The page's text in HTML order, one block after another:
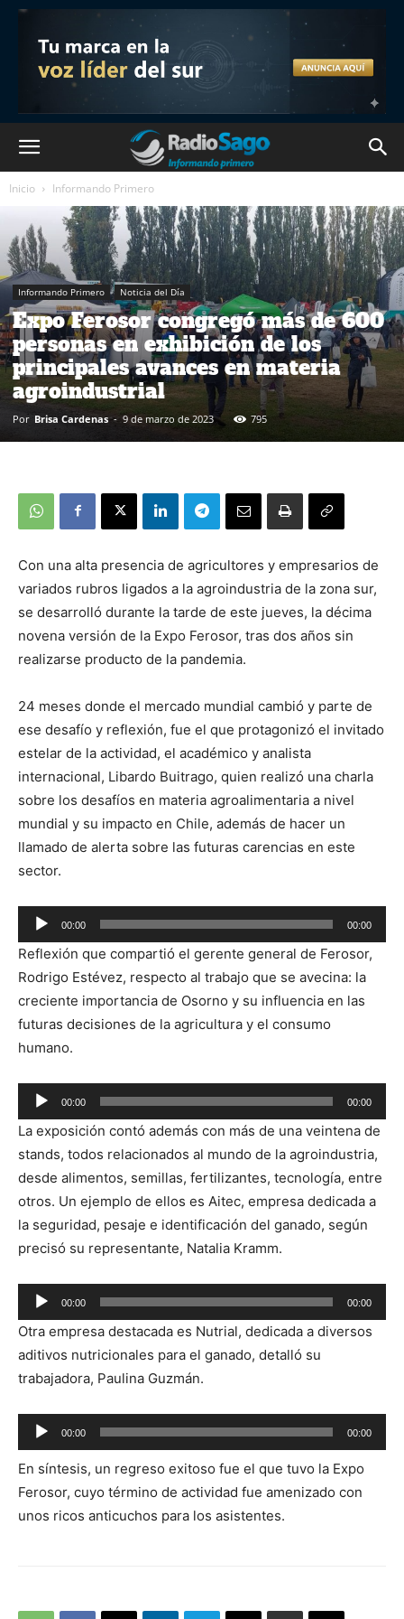
Inicio Informando Primero
Informando Primero Noticia del Día
Expo Ferosor congregó más de 600
personas en exhibición de los
principales avances en materia
agroindustrial
Por Brisa Cardenas - 9 de marzo de 2023 795
Con una alta presencia de agricultores y empresarios de
variados rubros ligados a la agroindustria de la zona sur,
se desarrolló durante la tarde de este jueves, la décima
novena versión de la Expo Ferosor, tras dos años sin
realizarse producto de la pandemia.
24 meses donde el mercado mundial cambió y parte de
ese desafío y reflexión, fue el que protagonizó el invitado
estelar de la actividad, el académico y analista
internacional, Libardo Buitrago, quien realizó una charla
sobre los desafíos en materia agroalimentaria a nivel
mundial y su impacto en Chile, además de hacer un
llamado de alerta sobre las futuras carencias en este
sector.
Reproductor
de
audio
00:00 00:00
Reflexión que compartió el gerente general de Ferosor,
Rodrigo Estévez, respecto al trabajo que se avecina: la
creciente importancia de Osorno y su influencia en las
futuras decisiones de la agricultura y el consumo
humano.
Reproductor
de
audio
00:00 00:00
La exposición contó además con más de una veintena de
stands, todos relacionados al mundo de la agroindustria,
desde alimentos, semillas, fertilizantes, tecnología, entre
otros. Un ejemplo de ellos es Aitec, empresa dedicada a
la seguridad, pesaje e identificación del ganado, según
precisó su representante, Natalia Kramm.
Reproductor
de
audio
00:00 00:00
Otra empresa destacada es Nutrial, dedicada a diversos
aditivos nutricionales para el ganado, detalló su
trabajadora, Paulina Guzmán.
Reproductor
de
audio
00:00 00:00
En síntesis, un regreso exitoso fue el que tuvo la Expo
Ferosor, cuyo término de actividad fue amenizado con
unos ricos anticuchos para los asistentes.